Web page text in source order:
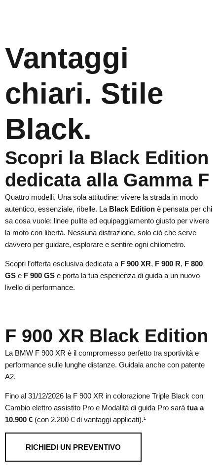
Vantaggi
chiari. Stile
Black.
Scopri la Black Edition
dedicata alla Gamma F
Quattro modelli. Una sola attitudine: vivere la strada in modo
autentico, essenziale, ribelle. La Black Edition è pensata per chi
sa cosa vuole: linee pulite ed equipaggiamento giusto per vivere
la moto con libertà. Nessuna distrazione, solo ciò che serve
davvero per guidare, esplorare e sentire ogni chilometro.
Scopri l’offerta esclusiva dedicata a F 900 XR, F 900 R, F 800
GS e F 900 GS e porta la tua esperienza di guida a un nuovo
livello di performance.
F 900 XR Black Edition
La BMW F 900 XR è il compromesso perfetto tra sportività e
performance sulle lunghe distanze. Guidala anche con patente
A2.
Fino al 31/12/2026 la F 900 XR in colorazione Triple Black con
Cambio elettro assistito Pro e Modalità di guida Pro sarà tua a
10.900 € (con 2.200 € di vantaggi applicati).¹
RICHIEDI UN PREVENTIVO